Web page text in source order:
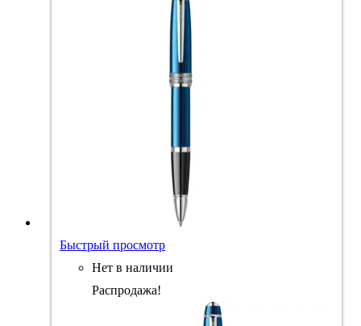
Быстрый просмотр
Нет в наличии
Распродажа!